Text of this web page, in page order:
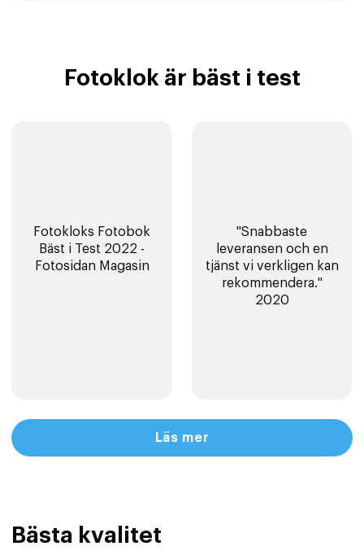
Fotoklok är bäst i test
Fotokloks Fotobok
Bäst i Test 2022 -
Fotosidan Magasin
"Snabbaste
leveransen och en
tjänst vi verkligen kan
rekommendera."
2020
Läs mer
Bästa kvalitet